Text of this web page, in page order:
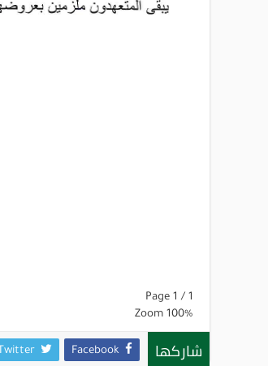
Page 1 / 1
Zoom 100%
شاركها Facebook